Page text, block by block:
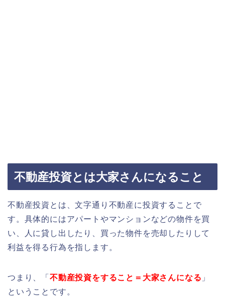
不動産投資とは大家さんになること
不動産投資とは、文字通り不動産に投資することで
す。具体的にはアパートやマンションなどの物件を買
い、人に貸し出したり、買った物件を売却したりして
利益を得る行為を指します。
つまり、「 不動産投資をすること＝大家さんになる 」
ということです。